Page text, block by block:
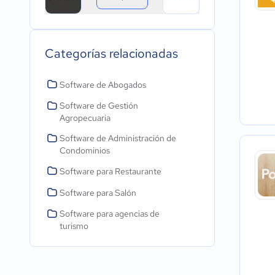
Categorías relacionadas
Software de Abogados
Software de Gestión
Agropecuaria
Software de Administración de
Condominios
Software para Restaurante
Software para Salón
Software para agencias de
turismo